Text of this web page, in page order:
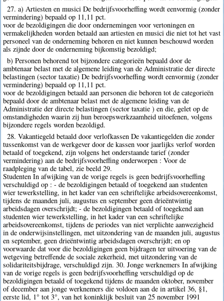
27. a) Artiesten en musici De bedrijfsvoorheffing wordt eenvormig (zonder
vermindering) bepaald op 11,11 pct.
voor de bezoldigingen die door ondernemingen voor vertoningen en
vermakelijkheden worden betaald aan artiesten en musici die niet tot het vast
personeel van de onderneming behoren en niet kunnen beschouwd worden
als zijnde door de onderneming bijkomstig bezoldigd;
b) Personen behorend tot bijzondere categorieën bepaald door de
ambtenaar belast met de algemene leiding van de Administratie der directe
belastingen (sector taxatie) De bedrijfsvoorheffing wordt eenvormig (zonder
vermindering) bepaald op 11,11 pct.
voor de bezoldigingen betaald aan personen die behoren tot de categorieën
bepaald door de ambtenaar belast met de algemene leiding van de
Administratie der directe belastingen (sector taxatie ) en die, gelet op de
omstandigheden waarin zij hun beroepswerkzaamheid uitoefenen, volgens
bijzondere regels worden bezoldigd.
28. Vakantiegeld betaald door verlofkassen De vakantiegelden die zonder
tussenkomst van de werkgever door de kassen voor jaarlijks verlof worden
betaald of toegekend, zijn volgens het onderstaande tarief (zonder
vermindering) aan de bedrijfsvoorheffing onderworpen : Voor de
raadpleging van de tabel, zie beeld 29.
Studenten In afwijking van de vorige regels is geen bedrijfsvoorheffing
verschuldigd op : - de bezoldigingen betaald of toegekend aan studenten
wier tewerkstelling, in het kader van een schriftelijke arbeidsovereenkomst,
tijdens de maanden juli, augustus en september geen drieëntwintig
arbeidsdagen overschrijdt; - de bezoldigingen betaald of toegekend aan
studenten wier tewerkstelling, in het kader van een schriftelijke
arbeidsovereenkomst, tijdens de periodes van niet verplichte aanwezigheid
in de onderwijsinstellingen, met uitzondering van de maanden juli, augustus
en september, geen drieëntwintig arbeidsdagen overschrijdt; en op
voorwaarde dat voor die bezoldigingen geen bijdragen ter uitvoering van de
wetgeving betreffende de sociale zekerheid, met uitzondering van de
solidariteitsbijdrage, verschuldigd zijn. 30. Jonge werknemers In afwijking
van de vorige regels is geen bedrijfsvoorheffing verschuldigd op de
bezoldigingen betaald of toegekend tijdens de maanden oktober, november
of december aan jonge werknemers die voldoen aan de in artikel 36, §1,
eerste lid, 1° tot 3°, van het koninklijk besluit van 25 november 1991